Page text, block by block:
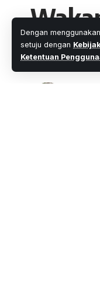
Dengan
setuju dengan
Ketentuan